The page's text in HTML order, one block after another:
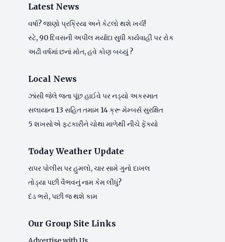
Latest News
વર્ષા? જાણો પ્રક્રિયા અને કેટલો થશે ખર્ચ!
સ્ટે, 90 દિવસની અપીલ મર્યાદા સુધી કાર્યવાહી પર રોક
અઢી વર્ષમાં છનાં મોત, હવે કોણ બચ્યું ?
Local News
ઝાંસી જેલે જતા પૂંછ હાઈવે પર નડ્યો અકસ્માત
સલાયાના 13 સહિત તમામ 14 ક્રૂ મેમ્બર્સ સુરક્ષિત
5 શખસોએ ફટકારીને ચોથા માળેથી નીચે ફેંક્યો
Today Weather Update
રાપર પોલીસ પર હુમલો, ચાર સામે ગુનો દાખલ
તોડ્યા પછી વૈભવનું નામ કેમ લીધું?
દંડ ભરો, પછી જ થશે કામ
Our Group Site Links